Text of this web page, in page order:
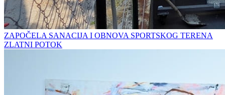
ZAPOČELA SANACIJA I OBNOVA SPORTSKOG TERENA
ZLATNI POTOK